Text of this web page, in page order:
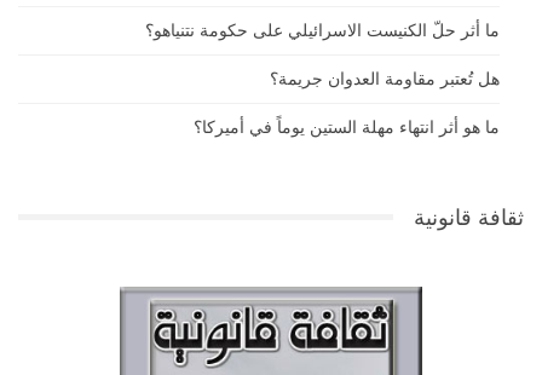
ما أثر حلّ الكنيست الاسرائيلي على حكومة نتنياهو؟
هل تُعتبر مقاومة العدوان جريمة؟
ما هو أثر انتهاء مهلة الستين يوماً في أميركا؟
ثقافة قانونية